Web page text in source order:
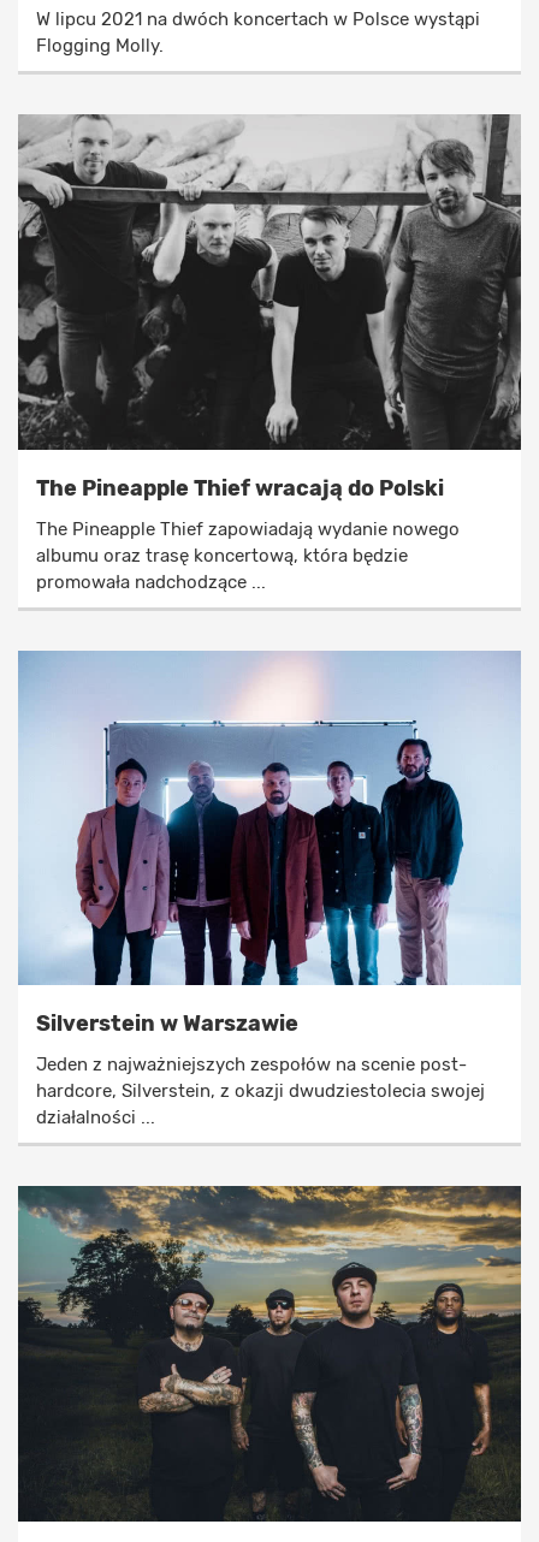
W lipcu 2021 na dwóch koncertach w Polsce wystąpi
Flogging Molly.
The Pineapple Thief wracają do Polski
The Pineapple Thief zapowiadają wydanie nowego
albumu oraz trasę koncertową, która będzie
promowała nadchodzące ...
Silverstein w Warszawie
Jeden z najważniejszych zespołów na scenie post-
hardcore, Silverstein, z okazji dwudziestolecia swojej
działalności ...